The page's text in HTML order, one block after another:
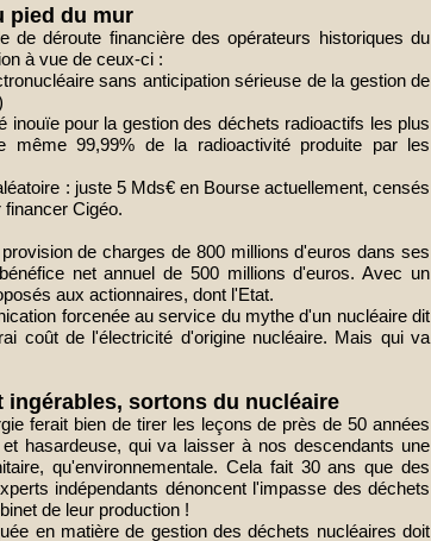
pied du mur
de déroute financière des opérateurs historiques du
à vue de ceux-ci :
sans anticipation sérieuse de la gestion de
inouïe pour la gestion des déchets radioactifs les plus
même 99,99% de la radioactivité produite par les
: juste 5 Mds€ en Bourse actuellement, censés
Cigéo.
de charges de 800 millions d'euros dans ses
net annuel de 500 millions d'euros. Avec un
aux actionnaires, dont l'Etat.
forcenée au service du mythe d'un nucléaire dit
coût de l'électricité d'origine nucléaire. Mais qui va
ingérables, sortons du nucléaire
ferait bien de tirer les leçons de près de 50 années
hasardeuse, qui va laisser à nos descendants une
qu'environnementale. Cela fait 30 ans que des
indépendants dénoncent l'impasse des déchets
de leur production !
en matière de gestion des déchets nucléaires doit